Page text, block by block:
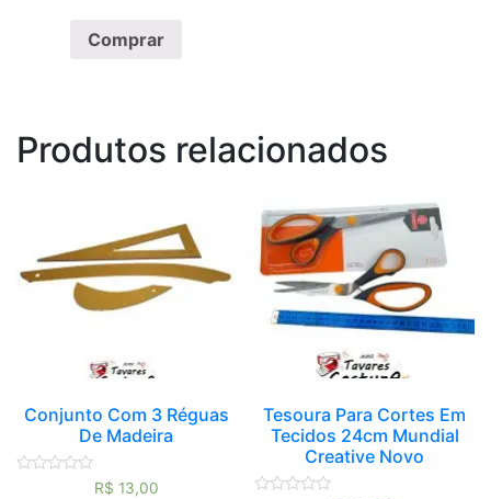
Comprar
Produtos relacionados
Conjunto Com 3 Réguas
De Madeira
R$ 13,00
Tesoura Para Cortes Em
Tecidos 24cm Mundial
Creative Novo